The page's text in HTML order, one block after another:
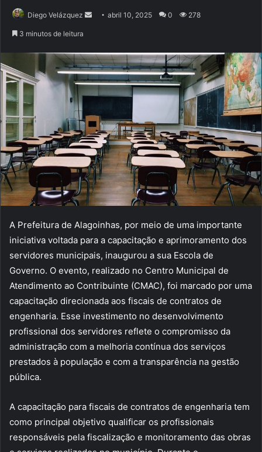
Diego Velázquez
Mande
mail
abril 10, 2025 0 278
3 minutos de leitura
A Prefeitura de Alagoinhas, por meio de uma importante
iniciativa voltada para a capacitação e aprimoramento dos
servidores municipais, inaugurou a sua Escola de
Governo. O evento, realizado no Centro Municipal de
Atendimento ao Contribuinte (CMAC), foi marcado por uma
capacitação direcionada aos fiscais de contratos de
engenharia. Esse investimento no desenvolvimento
profissional dos servidores reflete o compromisso da
administração com a melhoria contínua dos serviços
prestados à população e com a transparência na gestão
pública.
A capacitação para fiscais de contratos de engenharia tem
como principal objetivo qualificar os profissionais
responsáveis pela fiscalização e monitoramento das obras